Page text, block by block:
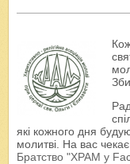
які кожного дня
молитві. На вас
Братство "ХРАМ у